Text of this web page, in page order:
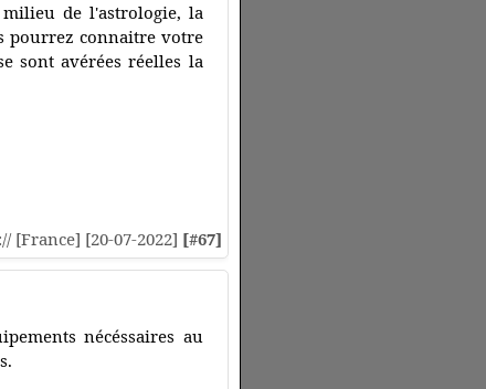
de l'astrologie, la
pourrez connaitre votre
sont avérées réelles la
:// [France] [20-07-2022] [#67]
nécéssaires au